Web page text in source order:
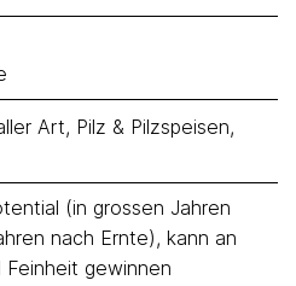
Art, Pilz & Pilzspeisen,
(in grossen Jahren
nach Ernte), kann an
Feinheit gewinnen